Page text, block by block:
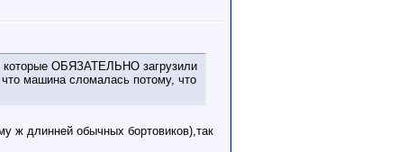
которые ОБЯЗАТЕЛЬНО загрузили
машина сломалась потому, что
ж длинней обычных бортовиков),так